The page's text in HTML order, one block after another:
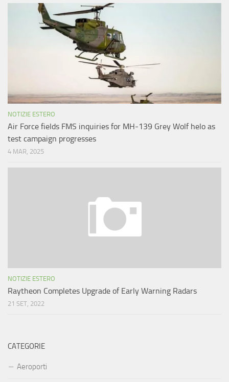
NOTIZIE ESTERO
Air Force fields FMS inquiries for MH-139 Grey Wolf helo as
test campaign progresses
4 MAR, 2025
NOTIZIE ESTERO
Raytheon Completes Upgrade of Early Warning Radars
21 SET, 2022
CATEGORIE
Aeroporti